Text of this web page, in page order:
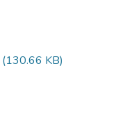
(130.66 KB)